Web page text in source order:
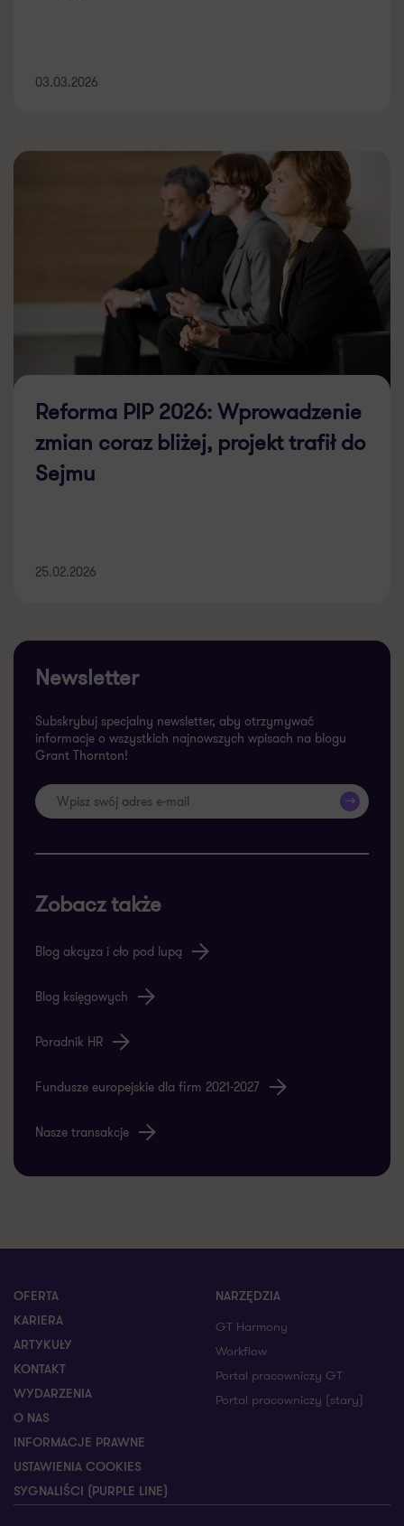
03.03.2026
Reforma PIP 2026: Wprowadzenie
zmian coraz bliżej, projekt trafił do
Sejmu
25.02.2026
Newsletter
Subskrybuj specjalny newsletter, aby otrzymywać
informacje o wszystkich najnowszych wpisach na blogu
Grant Thornton!
>>
Zobacz także
Blog akcyza i cło pod lupą
Blog księgowych
Poradnik HR
Fundusze europejskie dla firm 2021-2027
Nasze transakcje
OFERTA
KARIERA
ARTYKUŁY
KONTAKT
WYDARZENIA
O NAS
INFORMACJE PRAWNE
USTAWIENIA COOKIES
SYGNALIŚCI (PURPLE LINE)
NARZĘDZIA
GT Harmony
Workflow
Portal pracowniczy GT
Portal pracowniczy (stary)